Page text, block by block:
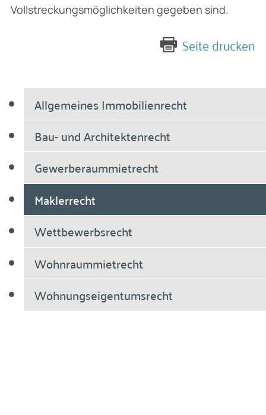
Allgemeines Immobilienrecht
Bau- und Architektenrecht
Gewerberaummietrecht
Maklerrecht
Wettbewerbsrecht
Wohnraummietrecht
Wohnungseigentumsrecht
Vollstreckungsmöglichkeiten gegeben sind.
Seite drucken